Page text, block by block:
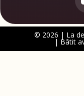
© 2026 | La
| Bâtit